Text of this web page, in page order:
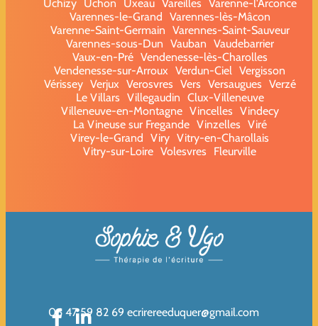
Uchizy
Uchon Uxeau Vareilles Varenne-l'Arconce
Varennes-le-Grand Varennes-lès-Mâcon
Varenne-Saint-Germain Varennes-Saint-Sauveur
Varennes-sous-Dun Vauban Vaudebarrier
Vaux-en-Pré Vendenesse-lès-Charolles
Vendenesse-sur-Arroux Verdun-Ciel Vergisson
Vérissey Verjux Verosvres Vers Versaugues Verzé
Le Villars Villegaudin Clux-Villeneuve
Villeneuve-en-Montagne Vincelles Vindecy
La Vineuse sur Fregande Vinzelles Viré
Virey-le-Grand Viry Vitry-en-Charollais
Vitry-sur-Loire Volesvres Fleurville
06 47 59 82 69 ecrirereeduquer@gmail.com